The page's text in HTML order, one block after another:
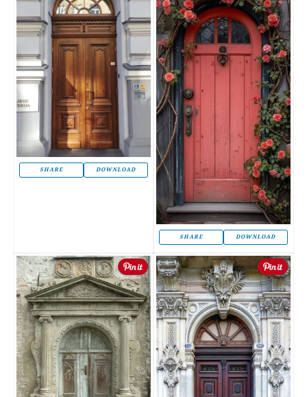
SHARE DOWNLOAD
SHARE DOWNLOAD